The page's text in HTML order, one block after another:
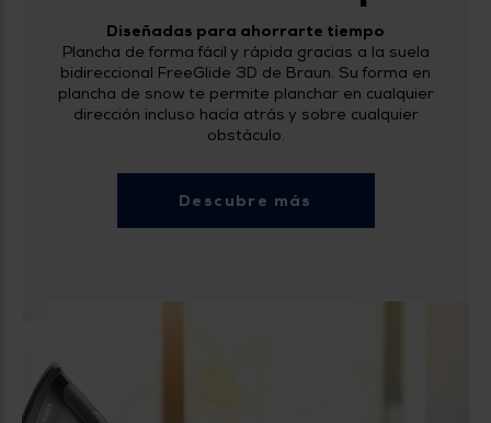
Diseñadas para ahorrarte tiempo
Plancha de forma fácil y rápida gracias a la suela
bidireccional FreeGlide 3D de Braun. Su forma en
plancha de snow te permite planchar en cualquier
dirección incluso hacía atrás y sobre cualquier
obstáculo.
Descubre más